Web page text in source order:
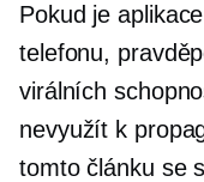
Pokud je
telefonu,
virálních
nevyužít k
tomto článku se